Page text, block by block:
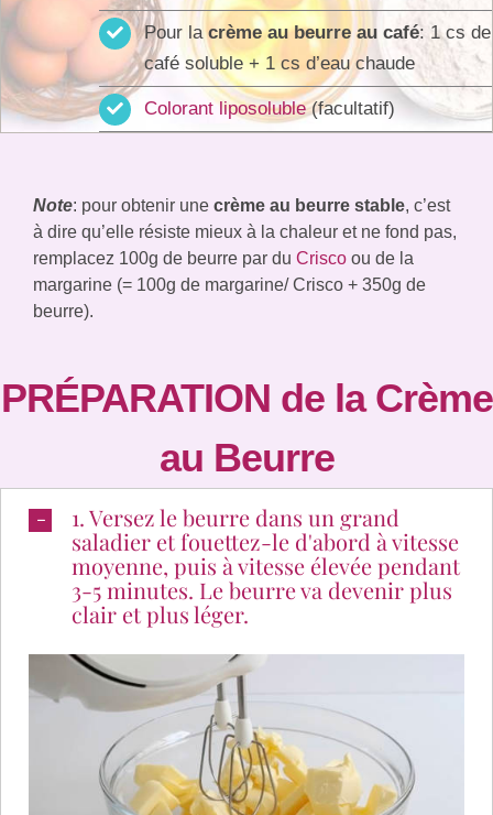
Pour lacrème au beurre au café: 1 cs de
café soluble + 1 cs d’eau chaude
Colorant liposoluble(facultatif)
Note: pour obtenir une crème au beurre stable, c’est
à dire qu’elle résiste mieux à la chaleur et ne fond pas,
remplacez 100g de beurre par du Criscoou de la
margarine (= 100g de margarine/ Crisco + 350g de
beurre).
PRÉPARATION de la Crème
au Beurre
1. Versez le beurre dans un grand
saladier et fouettez-le d'abord à vitesse
moyenne, puis à vitesse élevée pendant
3-5 minutes. Le beurre va devenir plus
clair et plus léger.